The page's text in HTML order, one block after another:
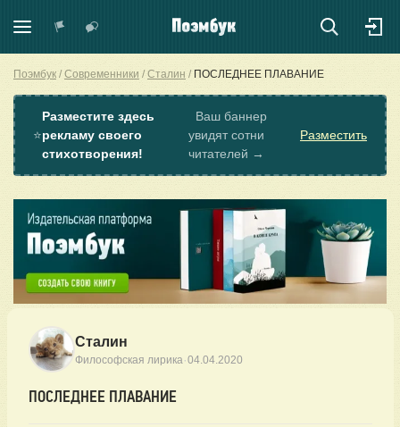
Поэмбук Современники Сталин ПОСЛЕДНЕЕ ПЛАВАНИЕ
⭐
Разместите здесь
рекламу своего
стихотворения!
Ваш баннер
увидят сотни
читателей →
Разместить
Сталин
Философская лирика·04.04.2020
ПОСЛЕДНЕЕ ПЛАВАНИЕ